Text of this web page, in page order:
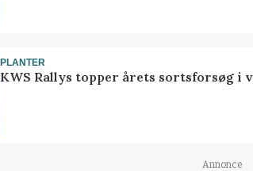
PLANTER
KWS Rallys topper årets sortsforsøg i
Annonce